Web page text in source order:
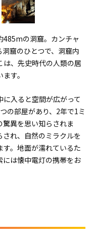
485mの洞窟。カンチャ
窟のひとつで、洞窟内
は、先史時代の人類の居
す。
入ると空間が広がって
の部屋があり、2年で1ミ
異を思い知らされま
れ、自然のミラクルを
。地面が濡れているた
は懐中電灯の携帯をお